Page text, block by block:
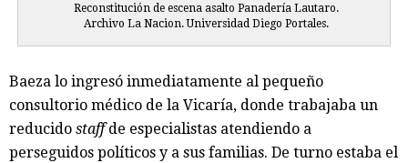
Reconstitución de escena asalto Panadería Lautaro.
Archivo La Nacion. Universidad Diego Portales.
Baeza lo ingresó inmediatamente al pequeño
consultorio médico de la Vicaría, donde trabajaba un
reducido staffde especialistas atendiendo a
perseguidos políticos y a sus familias. De turno estaba el